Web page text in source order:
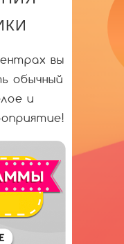
вы
обычный
и